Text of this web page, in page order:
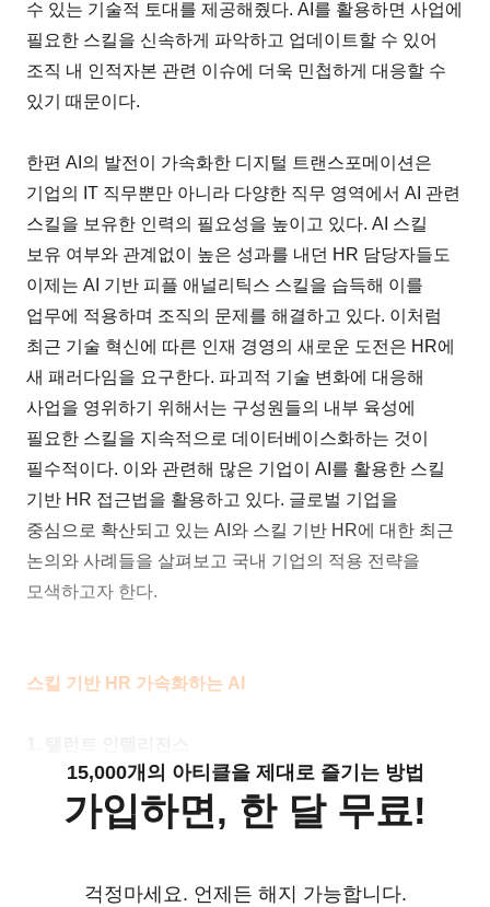
수 있는 기술적 토대를 제공해줬다. AI를 활용하면 사업에
필요한 스킬을 신속하게 파악하고 업데이트할 수 있어
조직 내 인적자본 관련 이슈에 더욱 민첩하게 대응할 수
있기 때문이다.
한편 AI의 발전이 가속화한 디지털 트랜스포메이션은
기업의 IT 직무뿐만 아니라 다양한 직무 영역에서 AI 관련
스킬을 보유한 인력의 필요성을 높이고 있다. AI 스킬
보유 여부와 관계없이 높은 성과를 내던 HR 담당자들도
이제는 AI 기반 피플 애널리틱스 스킬을 습득해 이를
업무에 적용하며 조직의 문제를 해결하고 있다. 이처럼
최근 기술 혁신에 따른 인재 경영의 새로운 도전은 HR에
새 패러다임을 요구한다. 파괴적 기술 변화에 대응해
사업을 영위하기 위해서는 구성원들의 내부 육성에
필요한 스킬을 지속적으로 데이터베이스화하는 것이
필수적이다. 이와 관련해 많은 기업이 AI를 활용한 스킬
기반 HR 접근법을 활용하고 있다. 글로벌 기업을
중심으로 확산되고 있는 AI와 스킬 기반 HR에 대한 최근
논의와 사례들을 살펴보고 국내 기업의 적용 전략을
모색하고자 한다.
스킬 기반 HR 가속화하는 AI
15,000개의 아티클을 제대로 즐기는 방법
가입하면, 한 달 무료!
걱정마세요. 언제든 해지 가능합니다.